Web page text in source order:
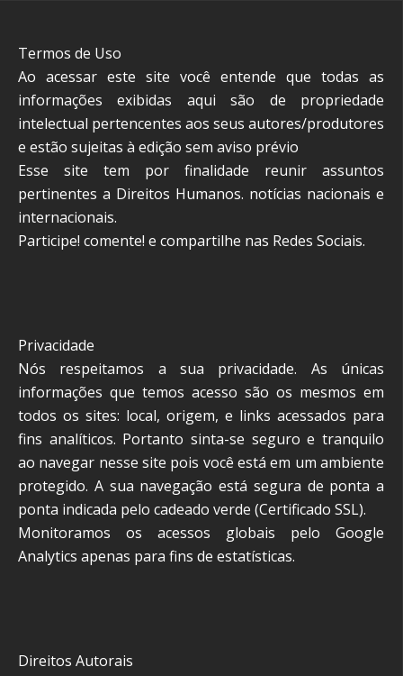
Termos de Uso
Ao acessar este site você entende que todas as
informações exibidas aqui são de propriedade
intelectual pertencentes aos seus autores/produtores
e estão sujeitas à edição sem aviso prévio
Esse site tem por finalidade reunir assuntos
pertinentes a Direitos Humanos. notícias nacionais e
internacionais.
Participe! comente! e compartilhe nas Redes Sociais.
Privacidade
Nós respeitamos a sua privacidade. As únicas
informações que temos acesso são os mesmos em
todos os sites: local, origem, e links acessados para
fins analíticos. Portanto sinta-se seguro e tranquilo
ao navegar nesse site pois você está em um ambiente
protegido. A sua navegação está segura de ponta a
ponta indicada pelo cadeado verde (Certificado SSL).
Monitoramos os acessos globais pelo Google
Analytics apenas para fins de estatísticas.
Direitos Autorais